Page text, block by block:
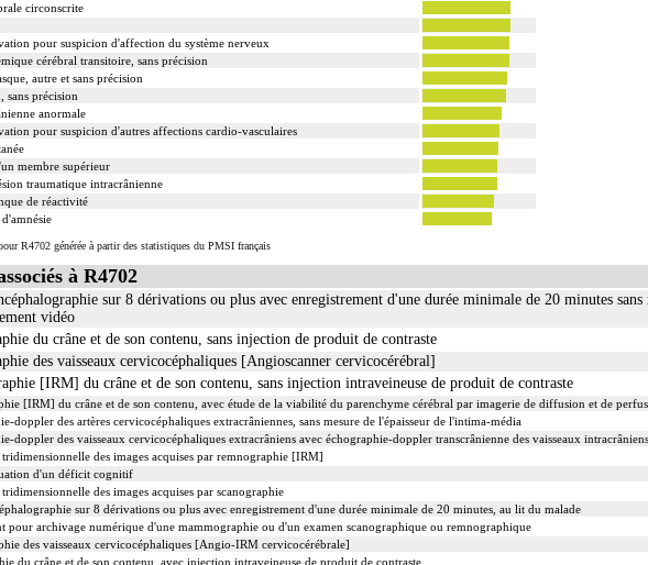
circonscrite
pour suspicion d'affection du système nerveux
cérébral transitoire, sans précision
autre et sans précision
sans précision
anormale
pour suspicion d'autres affections cardio-vasculaires
membre supérieur
traumatique intracrânienne
de réactivité
R4702 générée à partir des statistiques du PMSI français
à R4702
sur 8 dérivations ou plus avec enregistrement d'une durée minimale de 20 minutes sans
vidéo
du crâne et de son contenu, sans injection de produit de contraste
des vaisseaux cervicocéphaliques [Angioscanner cervicocérébral]
[IRM] du crâne et de son contenu, sans injection intraveineuse de produit de contraste
[IRM] du crâne et de son contenu, avec étude de la viabilité du parenchyme cérébral par imagerie de diffusion et de
doppler des artères cervicocéphaliques extracrâniennes, sans mesure de l'épaisseur de l'intima-média
doppler des vaisseaux cervicocéphaliques extracrâniens avec échographie-doppler transcrânienne des vaisseaux intracrâniens
des images acquises par remnographie [IRM]
d'un déficit cognitif
des images acquises par scanographie
sur 8 dérivations ou plus avec enregistrement d'une durée minimale de 20 minutes, au lit du malade
pour archivage numérique d'une mammographie ou d'un examen scanographique ou remnographique
des vaisseaux cervicocéphaliques [Angio-IRM cervicocérébrale]
du crâne et de son contenu, avec injection intraveineuse de produit de contraste